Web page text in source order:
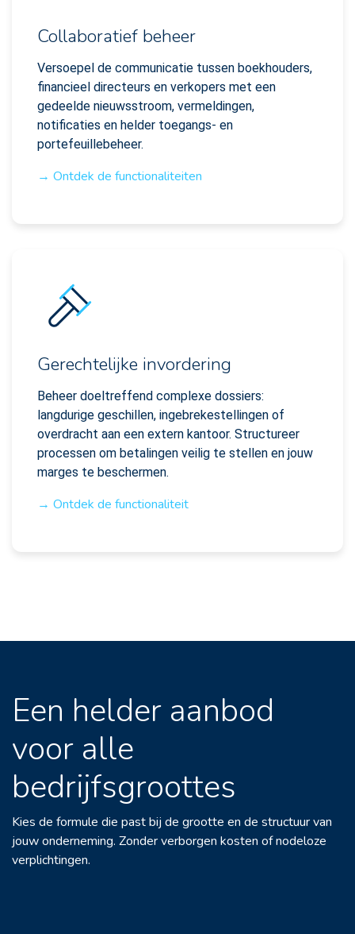
Collaboratief beheer
Versoepel de communicatie tussen boekhouders,
financieel directeurs en verkopers met een
gedeelde nieuwsstroom, vermeldingen,
notificaties en helder toegangs- en
portefeuillebeheer.
→ Ontdek de functionaliteiten
Gerechtelijke invordering
Beheer doeltreffend complexe dossiers:
langdurige geschillen, ingebrekestellingen of
overdracht aan een extern kantoor. Structureer
processen om betalingen veilig te stellen en jouw
marges te beschermen.
→ Ontdek de functionaliteit
Een helder aanbod
voor alle
bedrijfsgroottes
Kies de formule die past bij de grootte en de structuur van
jouw onderneming. Zonder verborgen kosten of nodeloze
verplichtingen.